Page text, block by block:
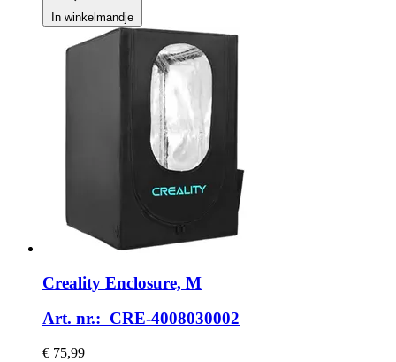
In winkelmandje
Creality Enclosure, M
Art. nr.: CRE-4008030002
€ 75,99